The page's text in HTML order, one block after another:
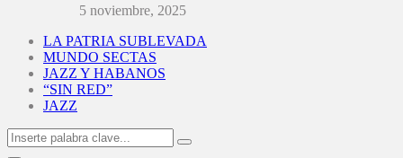
5 noviembre, 2025
LA PATRIA SUBLEVADA
MUNDO SECTAS
JAZZ Y HABANOS
“SIN RED”
JAZZ
Search
for:
Search